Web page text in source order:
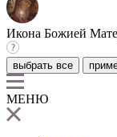
Икона Божией
выбрать все
МЕНЮ